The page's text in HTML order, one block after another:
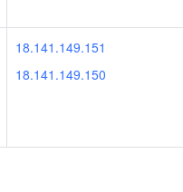
18.141.149.151
18.141.149.150